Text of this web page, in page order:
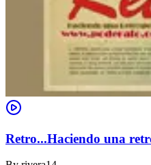
Retro...Haciendo una